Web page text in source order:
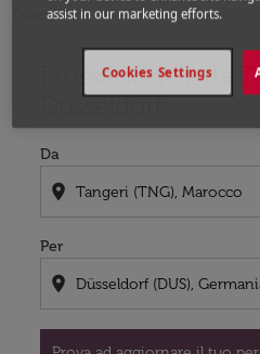
Düsseldorf
Prossimo voli da
Düsseldorf
Da
location_on
Per
location_on
Prova ad aggiornare il
assist in our marketing efforts.
Cookies Settings